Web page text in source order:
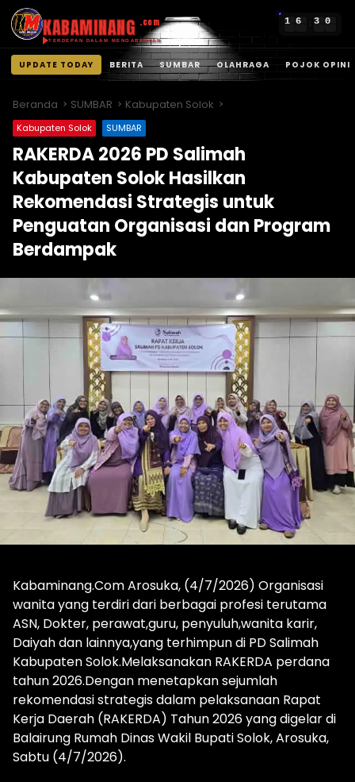
KABAMINANG .com
TERDEPAN DALAM MENGABARKAN
1 6 : 3 0
UPDATE TODAY BERITA SUMBAR OLAHRAGA POJOK OPINI
konten
Beranda SUMBAR Kabupaten Solok
Kabupaten Solok SUMBAR
RAKERDA 2026 PD Salimah
Kabupaten Solok Hasilkan
Rekomendasi Strategis untuk
Penguatan Organisasi dan Program
Berdampak
Kabaminang.Com Arosuka, (4/7/2026) Organisasi
wanita yang terdiri dari berbagai profesi terutama
ASN, Dokter, perawat,guru, penyuluh,wanita karir,
Daiyah dan lainnya,yang terhimpun di PD Salimah
Kabupaten Solok.Melaksanakan RAKERDA perdana
tahun 2026.Dengan menetapkan sejumlah
rekomendasi strategis dalam pelaksanaan Rapat
Kerja Daerah (RAKERDA) Tahun 2026 yang digelar di
Balairung Rumah Dinas Wakil Bupati Solok, Arosuka,
Sabtu (4/7/2026).